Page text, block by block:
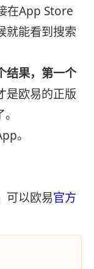
在App Store
就能看到搜索
结果，第一个
是欧易的正版
。
可以欧易官方